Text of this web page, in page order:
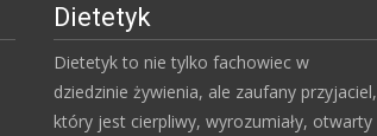
Dietetyk
Dietetyk to nie tylko fachowiec w
dziedzinie żywienia, ale zaufany przyjaciel,
który jest cierpliwy, wyrozumiały, otwarty